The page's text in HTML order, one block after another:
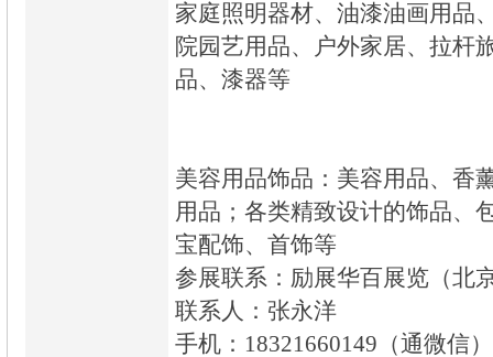
家庭照明器材、油漆油画用品
院园艺用品、户外家居、拉杆
品、漆器等
美容用品饰品：美容用品、香
用品；各类精致设计的饰品、
宝配饰、首饰等
参展联系：励展华百展览（北
联系人：张永洋
手机：18321660149（通微信）